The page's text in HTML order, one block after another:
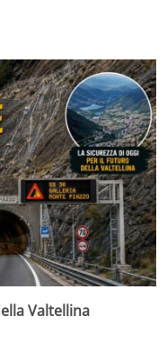
Valtellina